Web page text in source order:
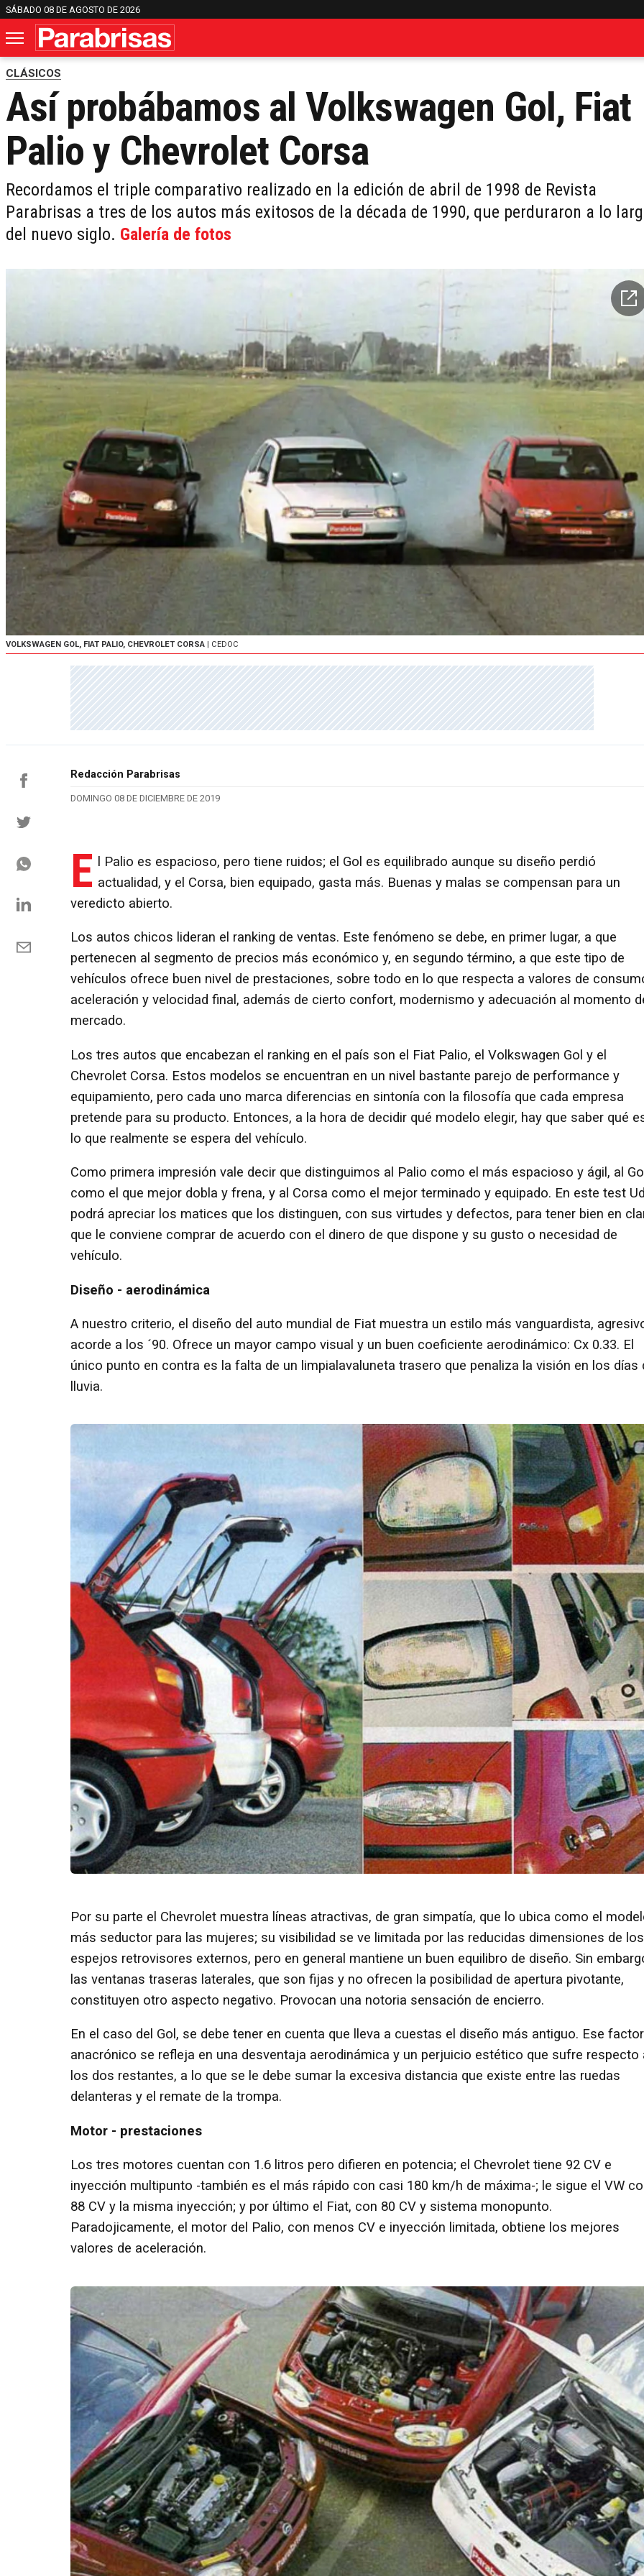
SÁBADO 08 DE AGOSTO DE 2026
CLÁSICOS
Así probábamos al Volkswagen Gol, Fiat
Palio y Chevrolet Corsa
Recordamos el triple comparativo realizado en la edición de abril de 1998 de Revista
Parabrisas a tres de los autos más exitosos de la década de 1990, que perduraron a lo
del nuevo siglo. Galería de fotos
VOLKSWAGEN GOL, FIAT PALIO, CHEVROLET CORSA | CEDOC
Redacción Parabrisas
DOMINGO 08 DE DICIEMBRE DE 2019
E l Palio es espacioso, pero tiene ruidos; el Gol es equilibrado aunque su diseño perdió
actualidad, y el Corsa, bien equipado, gasta más. Buenas y malas se compensan para un
veredicto abierto.
Los autos chicos lideran el ranking de ventas. Este fenómeno se debe, en primer lugar, a que
pertenecen al segmento de precios más económico y, en segundo término, a que este tipo de
vehículos ofrece buen nivel de prestaciones, sobre todo en lo que respecta a valores de
aceleración y velocidad final, además de cierto confort, modernismo y adecuación al momento
mercado.
Los tres autos que encabezan el ranking en el país son el Fiat Palio, el Volkswagen Gol y el
Chevrolet Corsa. Estos modelos se encuentran en un nivel bastante parejo de performance y
equipamiento, pero cada uno marca diferencias en sintonía con la filosofía que cada empresa
pretende para su producto. Entonces, a la hora de decidir qué modelo elegir, hay que saber qué
lo que realmente se espera del vehículo.
Como primera impresión vale decir que distinguimos al Palio como el más espacioso y ágil, al
como el que mejor dobla y frena, y al Corsa como el mejor terminado y equipado. En este test
podrá apreciar los matices que los distinguen, con sus virtudes y defectos, para tener bien en
que le conviene comprar de acuerdo con el dinero de que dispone y su gusto o necesidad de
vehículo.
Diseño - aerodinámica
A nuestro criterio, el diseño del auto mundial de Fiat muestra un estilo más vanguardista,
acorde a los ´90. Ofrece un mayor campo visual y un buen coeficiente aerodinámico: Cx 0.33. El
único punto en contra es la falta de un limpialavaluneta trasero que penaliza la visión en los días
lluvia.
Por su parte el Chevrolet muestra líneas atractivas, de gran simpatía, que lo ubica como el
más seductor para las mujeres; su visibilidad se ve limitada por las reducidas dimensiones de los
espejos retrovisores externos, pero en general mantiene un buen equilibro de diseño. Sin
las ventanas traseras laterales, que son fijas y no ofrecen la posibilidad de apertura pivotante,
constituyen otro aspecto negativo. Provocan una notoria sensación de encierro.
En el caso del Gol, se debe tener en cuenta que lleva a cuestas el diseño más antiguo. Ese factor
anacrónico se refleja en una desventaja aerodinámica y un perjuicio estético que sufre respecto
los dos restantes, a lo que se le debe sumar la excesiva distancia que existe entre las ruedas
delanteras y el remate de la trompa.
Motor - prestaciones
Los tres motores cuentan con 1.6 litros pero difieren en potencia; el Chevrolet tiene 92 CV e
inyección multipunto -también es el más rápido con casi 180 km/h de máxima-; le sigue el VW
88 CV y la misma inyección; y por último el Fiat, con 80 CV y sistema monopunto.
Paradojicamente, el motor del Palio, con menos CV e inyección limitada, obtiene los mejores
valores de aceleración.